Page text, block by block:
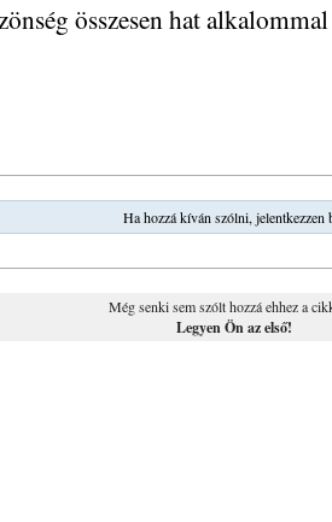
összesen hat
Ha hozzá kíván szólni, jelentkezzen
Még senki sem szólt hozzá ehhez a
Legyen Ön az első!